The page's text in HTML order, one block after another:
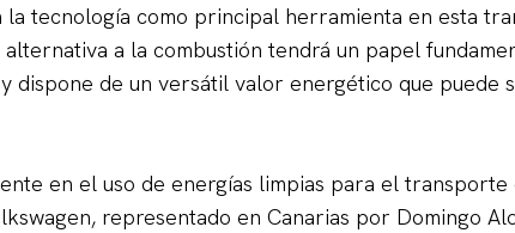
tecnología como principal herramienta en esta
a la combustión tendrá un papel
dispone de un versátil valor energético que puede
en el uso de energías limpias para el
representado en Canarias por Domingo